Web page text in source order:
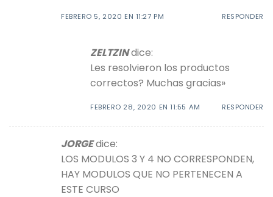
FEBRERO 5, 2020 EN 11:27 PM RESPONDER
ZELTZINdice:
Les resolvieron los productos
correctos? Muchas gracias»
FEBRERO 28, 2020 EN 11:55 AM RESPONDER
JORGEdice:
LOS MODULOS 3 Y 4 NO CORRESPONDEN,
HAY MODULOS QUE NO PERTENECEN A
ESTE CURSO